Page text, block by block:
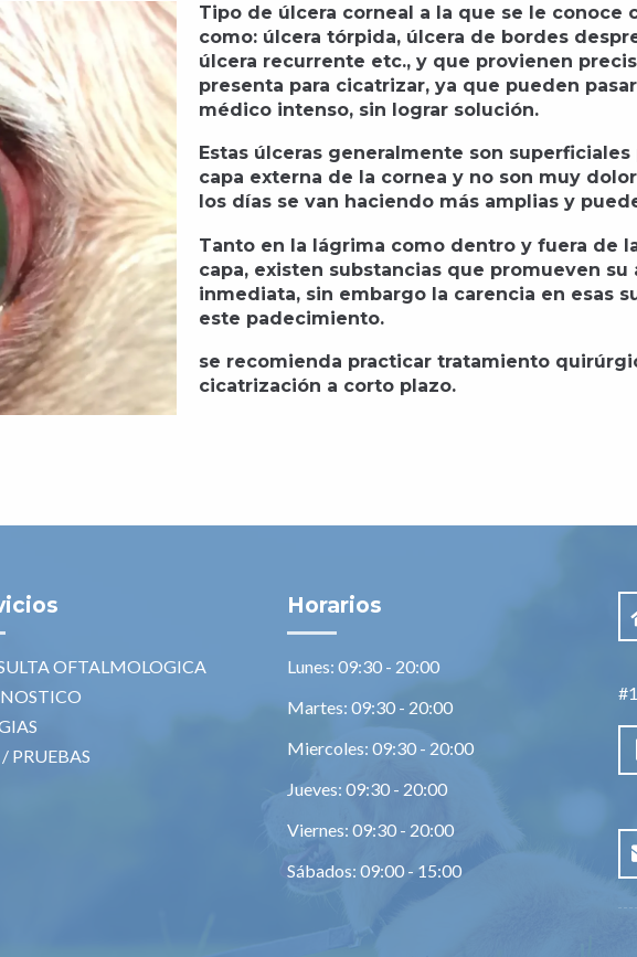
Tipo de úlcera corneal a la que se le conoce
como: úlcera tórpida, úlcera de bordes
úlcera recurrente etc., y que provienen
presenta para cicatrizar, ya que pueden
médico intenso, sin lograr solución.
Estas úlceras generalmente son
capa externa de la cornea y no son muy
los días se van haciendo más amplias y
Tanto en la lágrima como dentro y fuera de
capa, existen substancias que promueven su
inmediata, sin embargo la carencia en esas
este padecimiento.
se recomienda practicar tratamiento
cicatrización a corto plazo.
OFTALMOLOGICA
PRUEBAS
Horarios
Lunes: 09:30 - 20:00
Martes: 09:30 - 20:00
Miercoles: 09:30 - 20:00
Jueves: 09:30 - 20:00
Viernes: 09:30 - 20:00
Sábados: 09:00 - 15:00